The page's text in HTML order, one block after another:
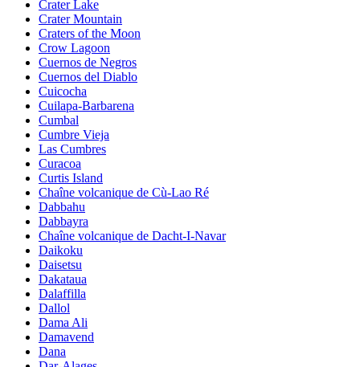
Crater Lake
Crater Mountain
Craters of the Moon
Crow Lagoon
Cuernos de Negros
Cuernos del Diablo
Cuicocha
Cuilapa-Barbarena
Cumbal
Cumbre Vieja
Las Cumbres
Curacoa
Curtis Island
Chaîne volcanique de Cù-Lao Ré
Dabbahu
Dabbayra
Chaîne volcanique de Dacht-I-Navar
Daikoku
Daisetsu
Dakataua
Dalaffilla
Dallol
Dama Ali
Damavend
Dana